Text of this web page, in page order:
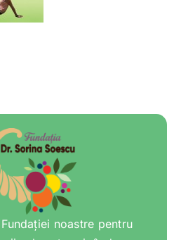
Shop
noastre pentru